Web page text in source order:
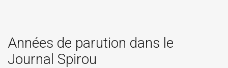
Années de parution dans le
Journal Spirou